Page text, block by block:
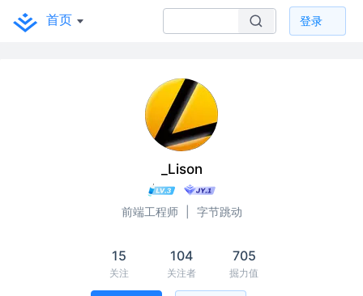
首页 登录
_Lison
前端工程师 字节跳动
15
关注
104
关注者
705
掘力值